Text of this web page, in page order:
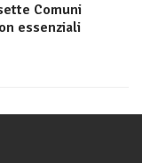
Comuni
essenziali